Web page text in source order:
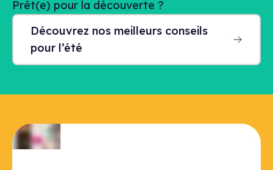
Prêt(e) pour la découverte ?
Découvrez nos meilleurs conseils
pour l’été